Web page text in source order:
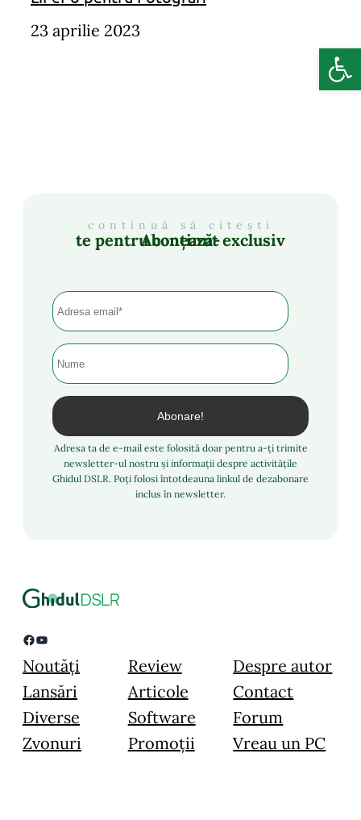
23 aprilie 2023
continuă să citești
Abonează-te pentru conținut exclusiv
Adresa ta de e-mail este folosită doar pentru a-ți trimite
newsletter-ul nostru și informații despre activitățile
Ghidul DSLR. Poți folosi întotdeauna linkul de dezabonare
inclus în newsletter.
Facebook YouTube
Noutăți
Lansări
Diverse
Zvonuri
Review
Articole
Software
Promoții
Despre autor
Contact
Forum
Vreau un PC